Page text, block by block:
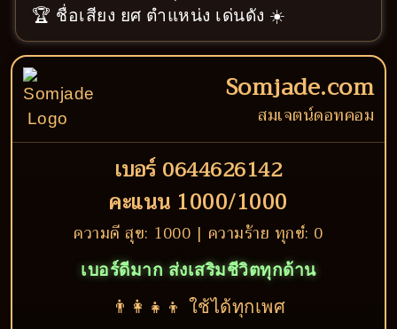
🏆 ชื่อเสียง ยศ ตำแหน่ง เด่นดัง ☀️
Somjade.com
สมเจตน์ดอทคอม
เบอร์ 0644626142
คะแนน 1000/1000
ความดี สุข: 1000 | ความร้าย ทุกข์: 0
เบอร์ดีมาก ส่งเสริมชีวิตทุกด้าน
👨‍👩‍👧‍👦 ใช้ได้ทุกเพศ